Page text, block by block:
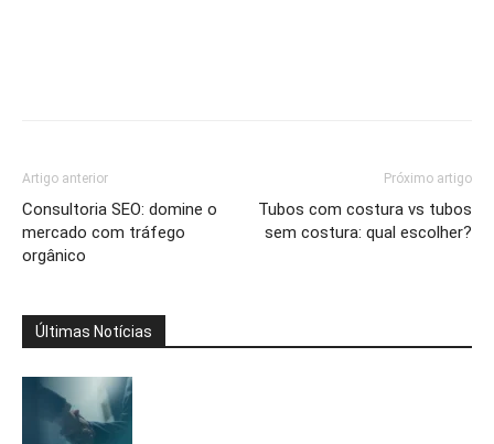
Artigo anterior
Consultoria SEO: domine o
mercado com tráfego
orgânico
Próximo artigo
Tubos com costura vs tubos
sem costura: qual escolher?
Últimas Notícias